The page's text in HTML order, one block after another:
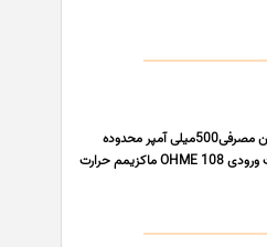
شرکت مبین طب مشخصات فنی دستگاه PH متر مدلSANA SL_901 ولتاژ 220ولت ،50هرتز توان مصرفی500میلی آمپر محدوده
کارPH0.00~14.00 MV-1999~+1999 TEMP0~100 دقت تقریبی PH-0.01~+0.01 مقاومت ورودی OHME 108 ماکزیمم حرارت